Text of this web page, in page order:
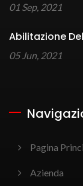
01 Sep, 2021
Abilitazione
05 Jun, 2021
Pagina
Azienda